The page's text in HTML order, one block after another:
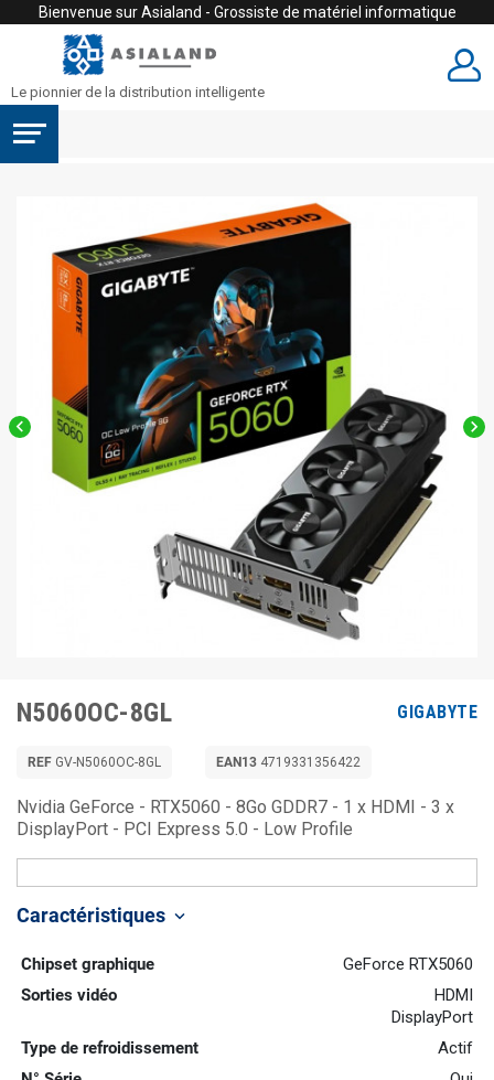
Bienvenue sur Asialand - Grossiste de matériel informatique
Le pionnier de la distribution intelligente
 
N5060OC-8GL GIGABYTE
REF GV-N5060OC-8GL EAN13 4719331356422
Nvidia GeForce - RTX5060 - 8Go GDDR7 - 1 x HDMI - 3 x
DisplayPort - PCI Express 5.0 - Low Profile
Caractéristiques keyboard_arrow_down
Chipset graphique
GeForce RTX5060
Sorties vidéo
HDMI
DisplayPort
Type de refroidissement
Actif